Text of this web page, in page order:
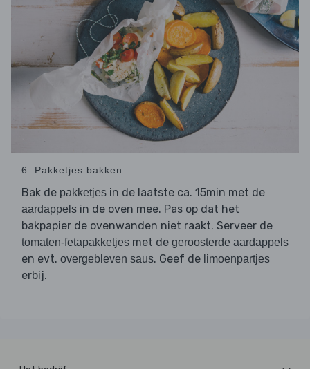
6. Pakketjes bakken
Bak de pakketjes in de laatste ca. 15min met de
aardappels in de oven mee. Pas op dat het
bakpapier de ovenwanden niet raakt. Serveer de
tomaten-fetapakketjes met de geroosterde aardappels
en evt. overgebleven saus. Geef de limoenpartjes
erbij.